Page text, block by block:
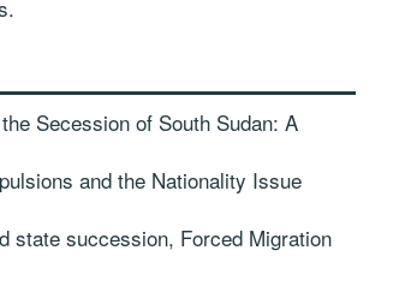
Secession of South Sudan: A
and the Nationality Issue
state succession, Forced Migration